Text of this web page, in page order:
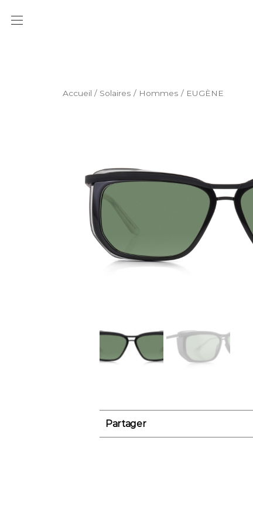
Accueil / Solaires / Hommes / EUGÈNE
Partager